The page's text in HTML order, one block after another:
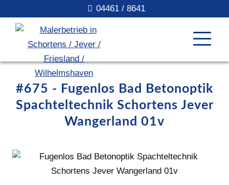
04461 / 8641
#675 - Fugenlos Bad Betonoptik
Spachteltechnik Schortens Jever
Wangerland 01v